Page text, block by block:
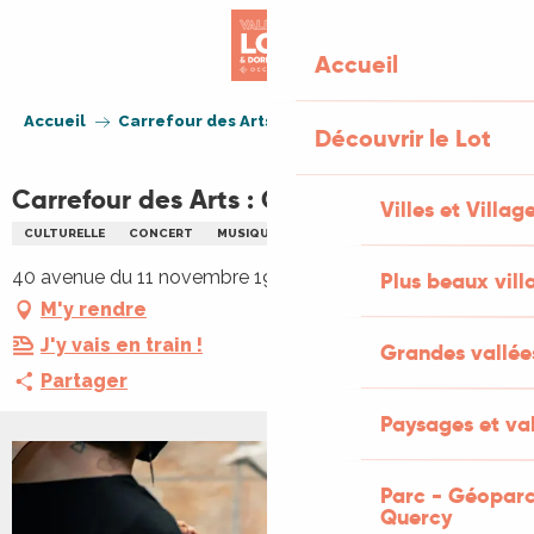
Accueil
Découvrir le Lot
Villes et
Plus beaux
Grandes
Paysages et
Parc -
Quercy
Accueil Carrefour des Arts : C'est du joli!
Carrefour des Arts : C'est du joli!
CULTURELLE CONCERT MUSIQUE DU MONDE
40 avenue du 11 novembre 1918, 46500 Gramat
M'y rendre
J'y vais en train !
Partager